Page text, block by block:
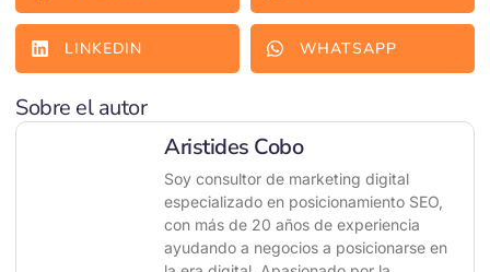
LINKEDIN WHATSAPP
Sobre el autor
Aristides Cobo
Soy consultor de marketing digital
especializado en posicionamiento SEO,
con más de 20 años de experiencia
ayudando a negocios a posicionarse en